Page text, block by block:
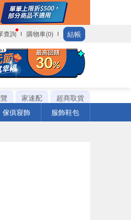
查詢 購物車(0) 結帳
家速配
超商取貨
傢俱寢飾 服飾鞋包